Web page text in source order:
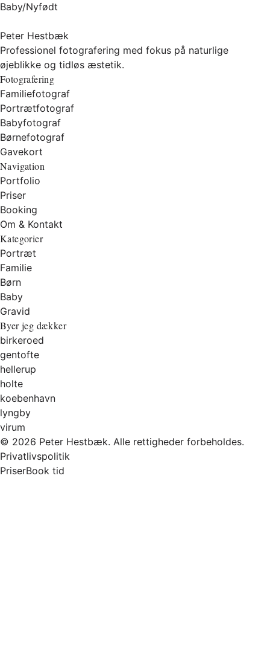
Baby/Nyfødt
Peter Hestbæk
Professionel fotografering med fokus på naturlige
øjeblikke og tidløs æstetik.
Fotografering
Familiefotograf
Portrætfotograf
Babyfotograf
Børnefotograf
Gavekort
Navigation
Portfolio
Priser
Booking
Om & Kontakt
Kategorier
Portræt
Familie
Børn
Baby
Gravid
Byer jeg dækker
birkeroed
gentofte
hellerup
holte
koebenhavn
lyngby
virum
© 2026 Peter Hestbæk. Alle rettigheder forbeholdes.
Privatlivspolitik
PriserBook tid